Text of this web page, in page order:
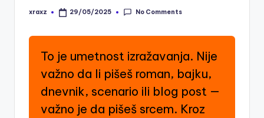
Posted
xraxz 29/05/2025 No Comments
To je umetnost izražavanja. Nije
važno da li pišeš roman, bajku,
dnevnik, scenario ili blog post —
važno je da pišeš srcem. Kroz